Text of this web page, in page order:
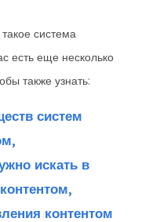
система
есть еще несколько
также узнать:
систем
искать в
контентом